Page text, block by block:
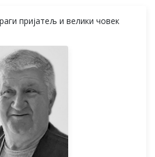
пријатељ и велики човек